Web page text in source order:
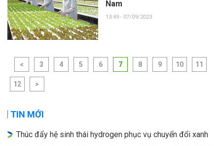
Nam
13:49 - 07/09/2023
< 3 4 5 6 7 8 9 10 11
12 >
TIN MỚI
Thúc đẩy hệ sinh thái hydrogen phục vụ chuyển đổi xanh